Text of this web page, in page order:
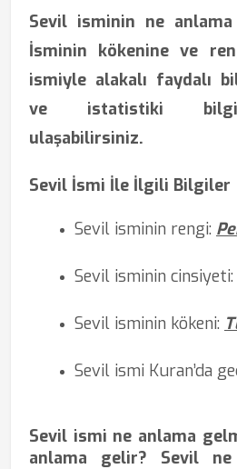
Sevil isminin ne anlama
İsminin kökenine ve
ismiyle alakalı faydalı
ve istatistiki
ulaşabilirsiniz.
Sevil İsmi İle İlgili Bilgiler
Sevil isminin rengi:
Sevil isminin cinsiyeti:
Sevil isminin kökeni:
Sevil ismi Kuran’da
Sevil ismi ne anlama
anlama gelir? Sevil